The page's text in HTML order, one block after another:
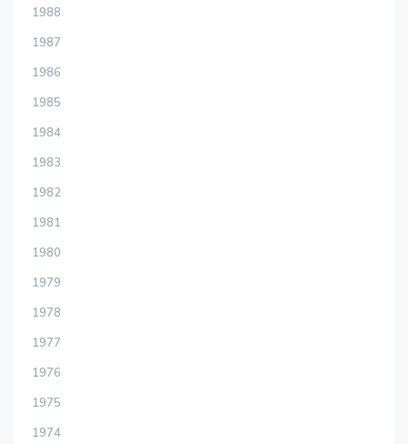
1988
1987
1986
1985
1984
1983
1982
1981
1980
1979
1978
1977
1976
1975
1974